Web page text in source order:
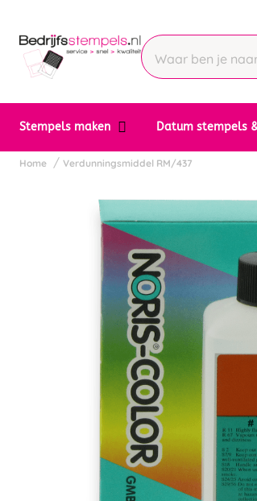
Stempels maken Datum stempels
Home Verdunningsmiddel RM/437